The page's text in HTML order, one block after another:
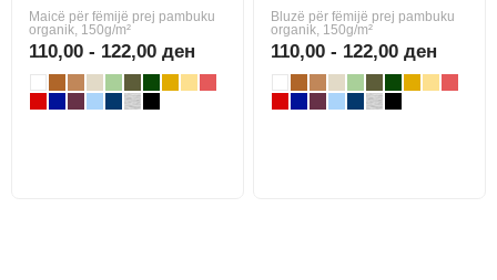
Maicë për fëmijë prej pambuku
organik, 150g/m²
110,00 - 122,00 ден
Bluzë për fëmijë prej pambuku
organik, 150g/m²
110,00 - 122,00 ден